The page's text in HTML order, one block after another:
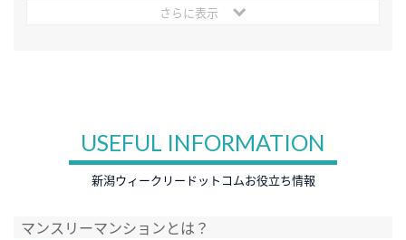
さらに表示
USEFUL INFORMATION
新潟ウィークリードットコムお役立ち情報
マンスリーマンションとは？